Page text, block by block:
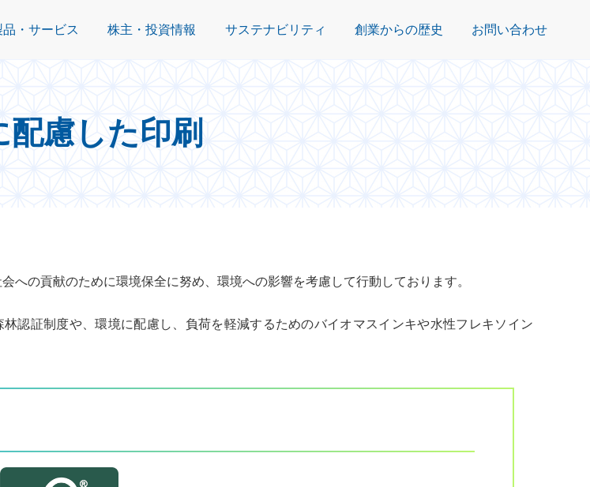
品・サービス 株主・投資情報 サステナビリティ 創業からの歴史 お問い合わせ
配慮した印刷
の貢献のために環境保全に努め、環境への影響を考慮して行動しております。
認証制度や、環境に配慮し、負荷を軽減するためのバイオマスインキや水性フレキソイン